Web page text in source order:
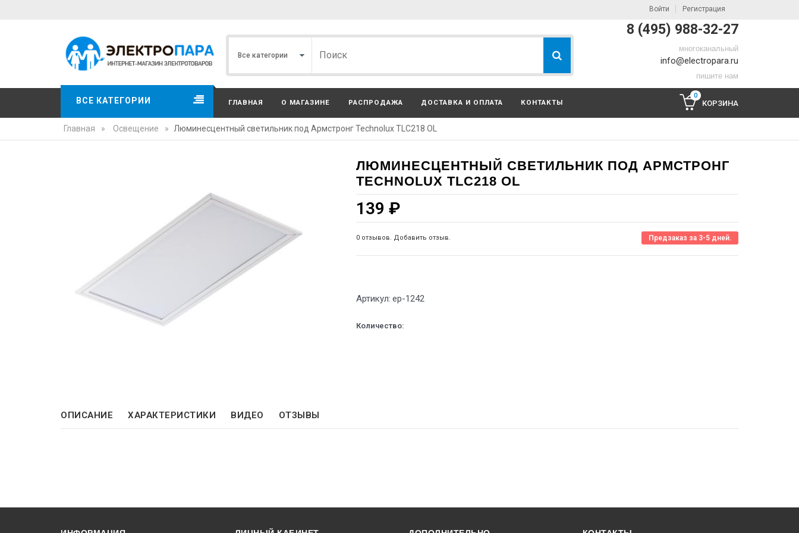
Войти Регистрация
8 (495) 988-32-27
многоканальный
info@electropara.ru
пишите нам
ВСЕ КАТЕГОРИИ ГЛАВНАЯ О МАГАЗИНЕ РАСПРОДАЖА ДОСТАВКА И ОПЛАТА КОНТАКТЫ
0
КОРЗИНА
Главная » Освещение » Люминесцентный светильник под Армстронг Technoluх TLC218 OL
ЛЮМИНЕСЦЕНТНЫЙ СВЕТИЛЬНИК ПОД АРМСТРОНГ
TECHNOLUХ TLC218 OL
139 ₽
0 отзывов. Добавить отзыв. Предзаказ за 3-5 дней.
Артикул: ep-1242
Количество:
ОПИСАНИЕ ХАРАКТЕРИСТИКИ ВИДЕО ОТЗЫВЫ